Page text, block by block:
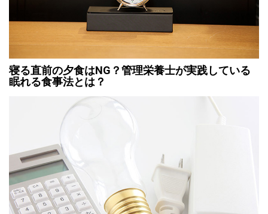
寝る直前の夕食はNG？管理栄養士が実践している
眠れる食事法とは？